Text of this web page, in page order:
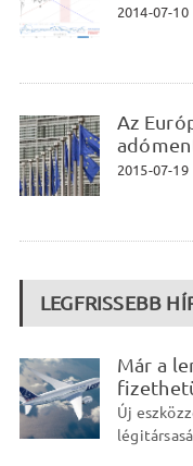
2014-07-10
Az
2015-07-19
LEGFRISSEBB
Már a
Új